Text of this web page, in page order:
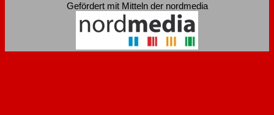
Gefördert mit Mitteln der nordmedia